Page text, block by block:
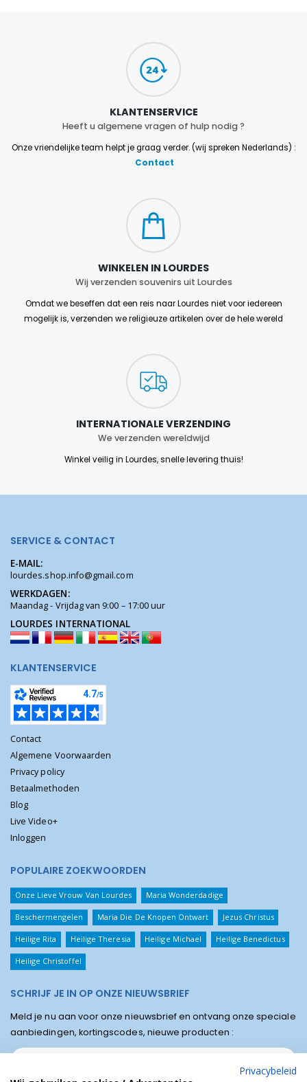
KLANTENSERVICE
Heeft u algemene vragen of hulp nodig ?
Onze vriendelijke team helpt je graag verder. (wij spreken Nederlands) :
Contact
WINKELEN IN LOURDES
Wij verzenden souvenirs uit Lourdes
Omdat we beseffen dat een reis naar Lourdes niet voor iedereen
mogelijk is, verzenden we religieuze artikelen over de hele wereld
INTERNATIONALE VERZENDING
We verzenden wereldwijd
Winkel veilig in Lourdes, snelle levering thuis!
SERVICE & CONTACT
E-MAIL:
lourdes.shop.info@gmail.com
WERKDAGEN:
Maandag - Vrijdag van 9:00 – 17:00 uur
LOURDES INTERNATIONAL
KLANTENSERVICE
Contact
Algemene Voorwaarden
Privacy policy
Betaalmethoden
Blog
Live Video+
Inloggen
POPULAIRE ZOEKWOORDEN
Onze Lieve Vrouw Van Lourdes Maria Wonderdadige
Beschermengelen Maria Die De Knopen Ontwart Jezus Christus
Heilige Rita Heilige Theresia Heilige Michael Heilige Benedictus
Heilige Christoffel
SCHRIJF JE IN OP ONZE NIEUWSBRIEF
Meld je nu aan voor onze nieuwsbrief en ontvang onze speciale
aanbiedingen, kortingscodes, nieuwe producten :
Privacybeleid